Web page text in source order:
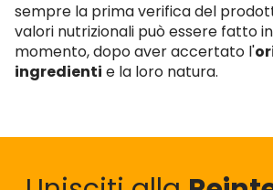
sempre la prima verifica del
valori nutrizionali può essere fatto
momento, dopo aver accertato l'
ingredienti e la loro natura.